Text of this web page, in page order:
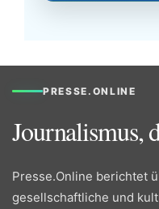
PRESSE.ONLINE
Journalismus,
Presse.Online berichtet
gesellschaftliche und